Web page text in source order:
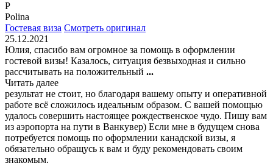
P
Polina
Гостевая виза Смотреть оригинал
25.12.2021
Юлия, спасибо вам огромное за помощь в оформлении
гостевой визы! Казалось, ситуация безвыходная и сильно
рассчитывать на положительный ...
Читать далее
результат не стоит, но благодаря вашему опыту и оперативной
работе всё сложилось идеальным образом. С вашей помощью
удалось совершить настоящее рождественское чудо. Пишу вам
из аэропорта на пути в Ванкувер) Если мне в будущем снова
потребуется помощь по оформлении канадской визы, я
обязательно обращусь к вам и буду рекомендовать своим
знакомым.